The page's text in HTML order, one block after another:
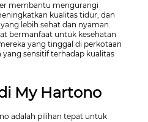
membantu mengurangi
kualitas tidur, dan
lebih sehat dan nyaman.
bermanfaat untuk kesehatan
yang tinggal di perkotaan
sensitif terhadap kualitas
My Hartono
adalah pilihan tepat untuk